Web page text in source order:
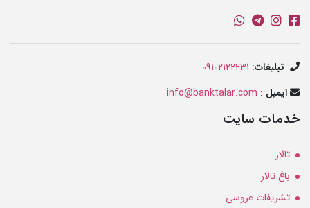
تبلیغات:
09102122231
ایمیل :
info@banktalar.com
خدمات سایت
تالار
باغ تالار
تشریفات عروسی